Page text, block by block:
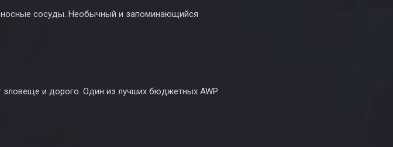
сосуды. Необычный и запоминающийся
и дорого. Один из лучших бюджетных AWP.